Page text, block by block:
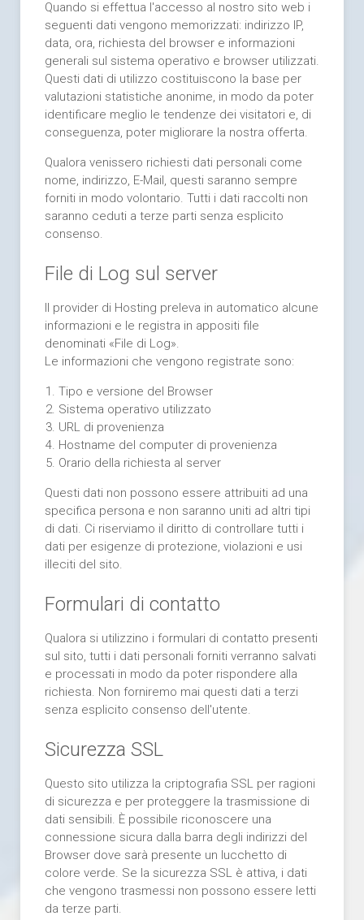
Quando si effettua l'accesso al nostro sito web i
seguenti dati vengono memorizzati: indirizzo IP,
data, ora, richiesta del browser e informazioni
generali sul sistema operativo e browser utilizzati.
Questi dati di utilizzo costituiscono la base per
valutazioni statistiche anonime, in modo da poter
identificare meglio le tendenze dei visitatori e, di
conseguenza, poter migliorare la nostra offerta.
Qualora venissero richiesti dati personali come
nome, indirizzo, E-Mail, questi saranno sempre
forniti in modo volontario. Tutti i dati raccolti non
saranno ceduti a terze parti senza esplicito
consenso.
File di Log sul server
Il provider di Hosting preleva in automatico alcune
informazioni e le registra in appositi file
denominati «File di Log».
Le informazioni che vengono registrate sono:
Tipo e versione del Browser
Sistema operativo utilizzato
URL di provenienza
Hostname del computer di provenienza
Orario della richiesta al server
Questi dati non possono essere attribuiti ad una
specifica persona e non saranno uniti ad altri tipi
di dati. Ci riserviamo il diritto di controllare tutti i
dati per esigenze di protezione, violazioni e usi
illeciti del sito.
Formulari di contatto
Qualora si utilizzino i formulari di contatto presenti
sul sito, tutti i dati personali forniti verranno salvati
e processati in modo da poter rispondere alla
richiesta. Non forniremo mai questi dati a terzi
senza esplicito consenso dell'utente.
Sicurezza SSL
Questo sito utilizza la criptografia SSL per ragioni
di sicurezza e per proteggere la trasmissione di
dati sensibili. È possibile riconoscere una
connessione sicura dalla barra degli indirizzi del
Browser dove sarà presente un lucchetto di
colore verde. Se la sicurezza SSL è attiva, i dati
che vengono trasmessi non possono essere letti
da terze parti.